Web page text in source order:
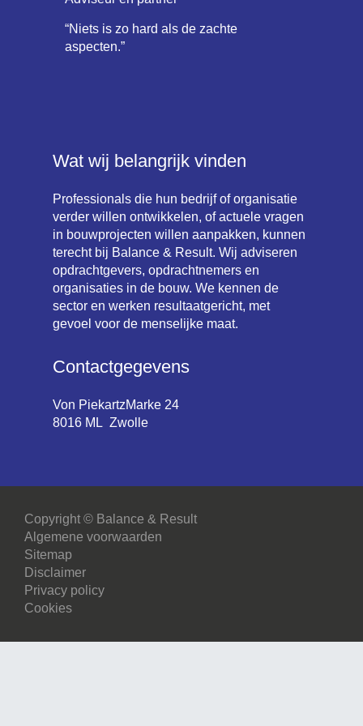
“Het geeft me energie om samen met
mensen uit de betrokken organisatie(s)
“Niets is zo hard als de zachte
aspecten.”
Wat wij belangrijk vinden
Professionals die hun bedrijf of organisatie
verder willen ontwikkelen, of actuele vragen
in bouwprojecten willen aanpakken, kunnen
terecht bij Balance & Result. Wij adviseren
opdrachtgevers, opdrachtnemers en
organisaties in de bouw. We kennen de
sector en werken resultaatgericht, met
gevoel voor de menselijke maat.
Contactgegevens
Von PiekartzMarke 24
8016 ML Zwolle
Copyright © Balance & Result
Algemene voorwaarden
Sitemap
Disclaimer
Privacy policy
Cookies